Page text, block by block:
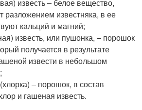
известь – белое вещество,
разложением известняка, в ее
кальций и магний;
известь, или пушонка, – порошок
получается в результате
извести в небольшом
– порошок, в состав
и гашеная известь.